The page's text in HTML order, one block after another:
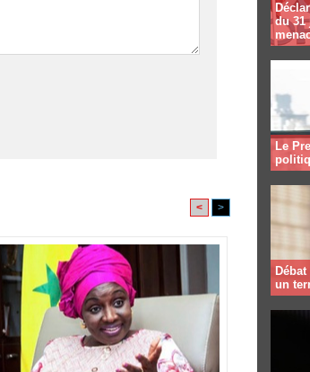
< >
du 31
Le
un